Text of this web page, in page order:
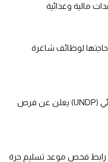
مالية وغذائية
برنامج الأمم المتحدة الإنمائي (UNDP) يعلن عن فرص
رابط فحص موعد تسليم جرة